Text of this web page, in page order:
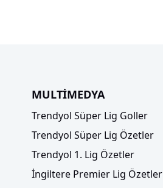
MULTİMEDYA
Trendyol Süper Lig Goller
Trendyol Süper Lig Özetler
Trendyol 1. Lig Özetler
İngiltere Premier Lig Özetler